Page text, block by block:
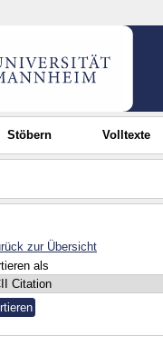
Stöbern Volltexte
zur Übersicht
als